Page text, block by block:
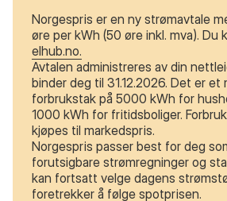
Norgespris er en ny strømavtale
øre per kWh (50 øre inkl. mva). Du
elhub.no.
Avtalen administreres av din
binder deg til 31.12.2026. Det er et
forbrukstak på 5000 kWh for
1000 kWh for fritidsboliger.
kjøpes til markedspris.
Norgespris passer best for deg
forutsigbare strømregninger og
kan fortsatt velge dagens
foretrekker å følge spotprisen.